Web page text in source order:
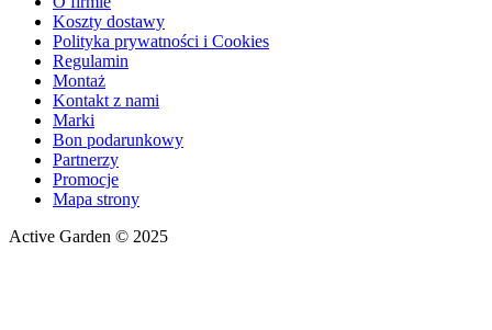
Koszty dostawy
Polityka prywatności i Cookies
Regulamin
Montaż
Kontakt z nami
Marki
Bon podarunkowy
Partnerzy
Promocje
Mapa strony
Active Garden © 2025